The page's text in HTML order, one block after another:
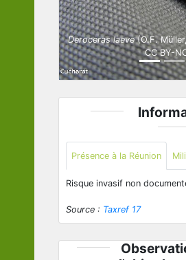
Deroceras laeve(O.F.
CC BY-
Présence à la Réunion
Risque invasif non
Source : Taxref 17